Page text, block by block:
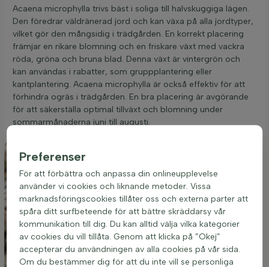
Acaena microphylla trivs bäst i soliga till halvskuggiga lägen.
Den föredrar väldränerad jord och kan växa på alla jordtyper,
vilket gör den mångsidig i trädgården. En korrekt placering
främjar en rikare blomning och en friskare växt med vackra
röda, gröna och bruna blad. Denna växt är vintergrön och
kan användas i rabatter, som gruppplantering eller
kantplantering. Acaena microphylla är också effektiv för att
förhindra ogräs i trädgården. En bra placering är avgörande
för att säkerställa optimal tillväxt och blomning under
sommarmånaderna juni till augusti.
Preferenser
För att förbättra och anpassa din onlineupplevelse
använder vi cookies och liknande metoder. Vissa
marknadsföringscookies tillåter oss och externa parter att
spåra ditt surfbeteende för att bättre skräddarsy vår
kommunikation till dig. Du kan alltid välja vilka kategorier
av cookies du vill tillåta. Genom att klicka på ”Okej”
accepterar du användningen av alla cookies på vår sida.
Om du bestämmer dig för att du inte vill se personliga